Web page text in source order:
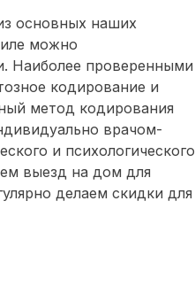
основных наших
можно
Наиболее проверенными
кодирование и
метод кодирования
врачом-
и психологического
выезд на дом для
делаем скидки для